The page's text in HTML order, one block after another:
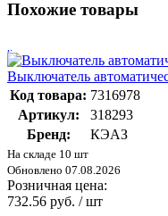
Похожие товары
Выключатель
Код товара: 7316978
Артикул:
318293
Бренд:
КЭАЗ
На складе 10 шт
Обновлено 07.08.2026
Розничная цена:
732.56 руб. / шт